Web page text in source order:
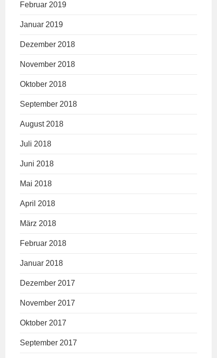
Februar 2019
Januar 2019
Dezember 2018
November 2018
Oktober 2018
September 2018
August 2018
Juli 2018
Juni 2018
Mai 2018
April 2018
März 2018
Februar 2018
Januar 2018
Dezember 2017
November 2017
Oktober 2017
September 2017